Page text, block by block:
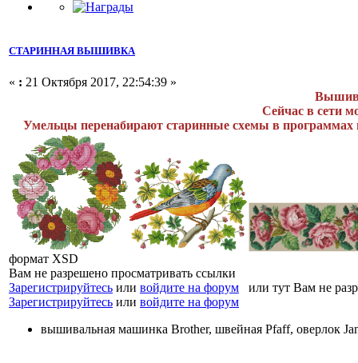
СТАРИННАЯ ВЫШИВКА
« : 21 Октября 2017, 22:54:39 »
Сейчас в сети
Умельцы перенабирают старинные схемы в программах
формат XSD
Вам не разрешено просматривать ссылки
Зарегистрируйтесь или войдите на форум или тут Вам не
Зарегистрируйтесь или войдите на форум
вышивальная машинка Brother, швейная Pfaff, оверлок